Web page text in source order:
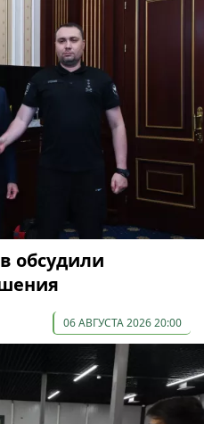
обсудили
06 АВГУСТА 2026 20:00